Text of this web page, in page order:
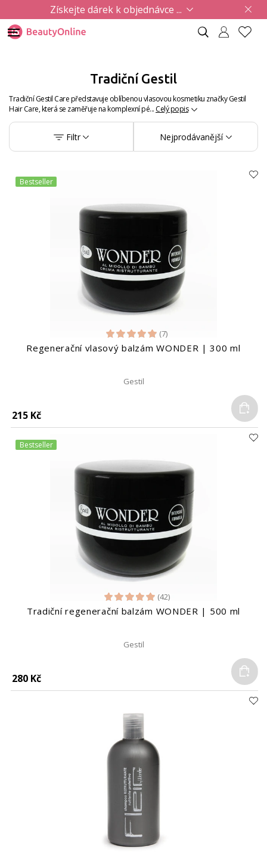
Získejte dárek k objednávce ...
Tradiční Gestil
Tradiční Gestil Care představuje oblíbenou vlasovou kosmetiku značky Gestil
Hair Care, která se zaměřuje na komplexní pé... Celý popis
Filtr Nejprodávanější
Bestseller
(7)
Regenerační vlasový balzám WONDER | 300 ml
Gestil
215 Kč
Bestseller
(42)
Tradiční regenerační balzám WONDER | 500 ml
Gestil
280 Kč